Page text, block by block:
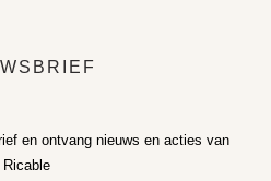
en ontvang nieuws en acties van
Ricable